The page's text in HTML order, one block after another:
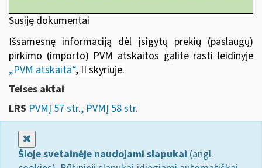
Susiję dokumentai
Išsamesnę informaciją dėl įsigytų prekių (paslaugų)
pirkimo (importo) PVM atskaitos galite rasti leidinyje
„PVM atskaita“, II skyriuje.
Teises aktai
LRS PVMĮ 57 str., PVMĮ 58 str.
Šioje svetainėje naudojami slapukai (angl.